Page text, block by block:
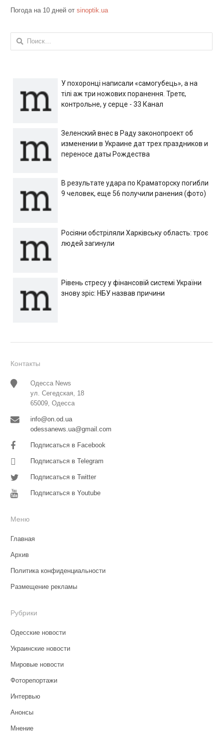
Погода на 10 дней от sinoptik.ua
Найти:
У похоронці написали «самогубець», а на
тілі аж три ножових поранення. Третє,
контрольне, у серце - 33 Канал
Зеленский внес в Раду законопроект об
изменении в Украине дат трех праздников и
переносе даты Рождества
В результате удара по Краматорску погибли
9 человек, еще 56 получили ранения (фото)
Росіяни обстріляли Харківську область: троє
людей загинули
Рівень стресу у фінансовій системі України
знову зріс: НБУ назвав причини
Контакты
Одесса News
ул. Сегедская, 18
65009, Одесса
info@on.od.ua
odessanews.ua@gmail.com
Подписаться в Facebook
Подписаться в Telegram
Подписаться в Twitter
Подписаться в Youtube
Меню
Главная
Архив
Политика конфиденциальности
Размещение рекламы
Рубрики
Одесские новости
Украинские новости
Мировые новости
Фоторепортажи
Интервью
Анонсы
Мнение